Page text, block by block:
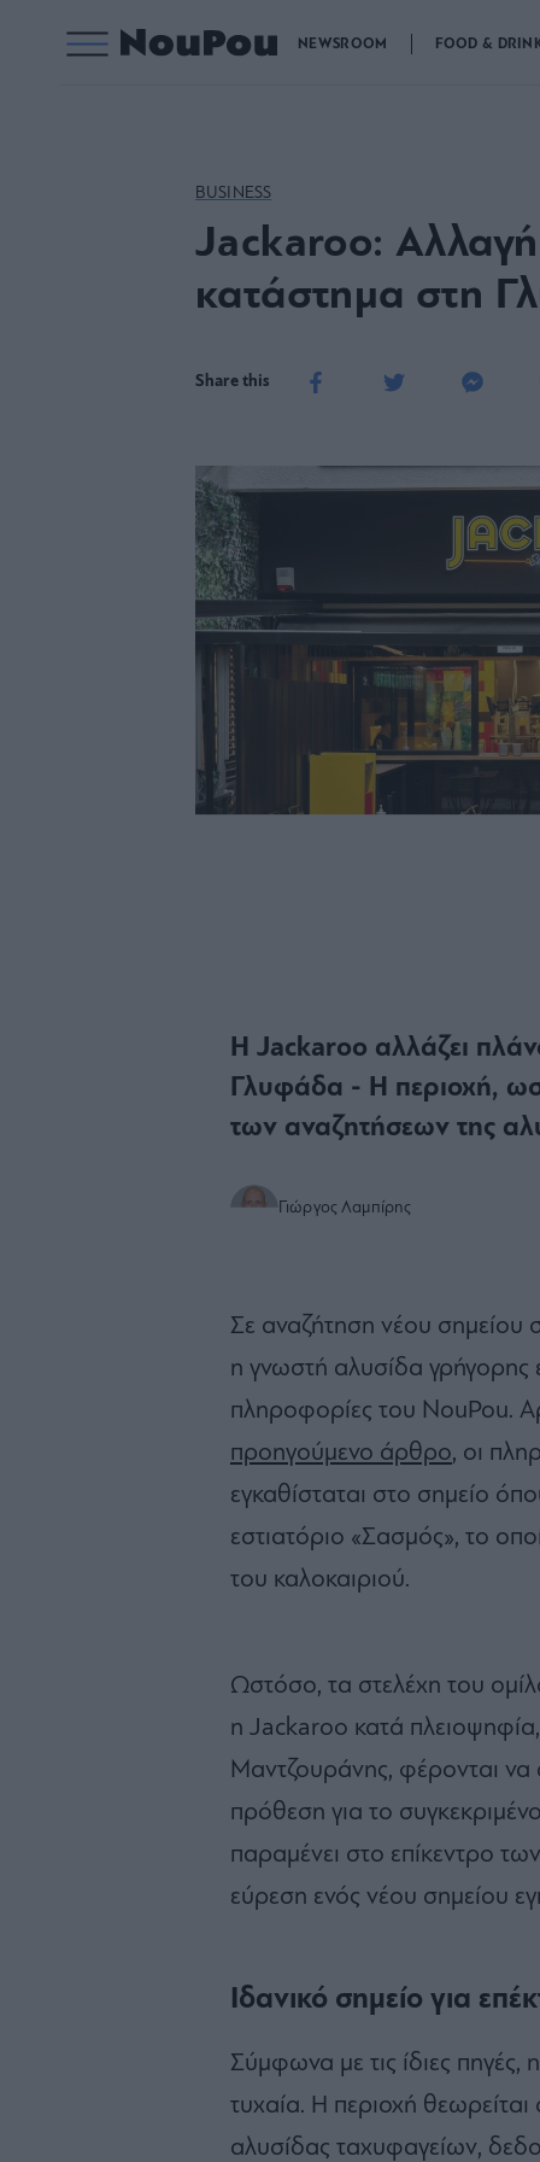
NEWSROOM FOOD &
BUSINESS
Jackaroo: Αλλαγή
κατάστημα στη
Share this
Η Jackaroo αλλάζει
Γλυφάδα - Η περιοχή,
των αναζητήσεων της
Γιώργος Λαμπίρης
Σε αναζήτηση νέου σημείου
η γνωστή αλυσίδα
πληροφορίες του NouPou.
προηγούμενο άρθρο, οι
εγκαθίσταται στο σημείο
εστιατόριο «Σασμός», το
του καλοκαιριού.
Ωστόσο, τα στελέχη του
η Jackaroo κατά
Μαντζουράνης, φέρονται
πρόθεση για το
παραμένει στο επίκεντρο
εύρεση ενός νέου σημείου
Ιδανικό σημείο για
Σύμφωνα με τις ίδιες πηγές,
τυχαία. Η περιοχή θεωρείται
αλυσίδας ταχυφαγείων,